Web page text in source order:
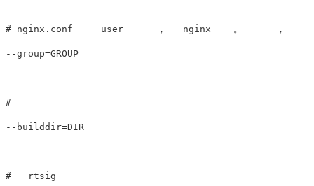
# nginx.conf     user      ，   nginx    。      ，
--group=GROUP
#
--builddir=DIR
#   rtsig